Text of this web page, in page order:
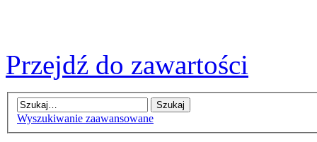
Przejdź do zawartości
Wyszukiwanie zaawansowane